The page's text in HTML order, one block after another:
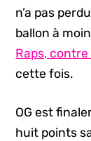
n’a pas
ballon à
Raps, contre
cette fois.
OG est
huit points